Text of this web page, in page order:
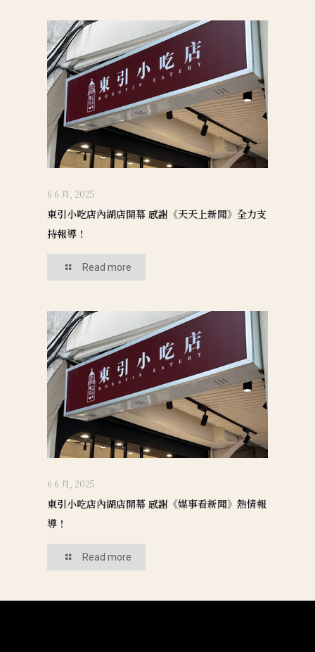
6 6 月, 2025
東引小吃店內湖店開幕 感謝《天天上新聞》全力支
持報導！
Read more
6 6 月, 2025
東引小吃店內湖店開幕 感謝《媒事看新聞》熱情報
導！
Read more